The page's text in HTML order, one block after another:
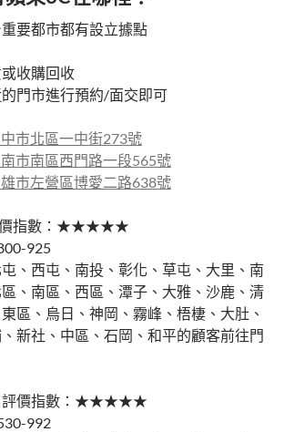
要都市都有設立據點
收購回收
門市進行預約/面交即可
市北區一中街273號
市南區西門路一段565號
市左營區博愛二路638號
指數：★★★★★
925
、西屯、南投、彰化、草屯、大里、南
、南區、西區、潭子、大雅、沙鹿、清
區、烏日、神岡、霧峰、梧棲、大肚、
新社、中區、石岡、和平的顧客前往門
評價指數：★★★★★
992